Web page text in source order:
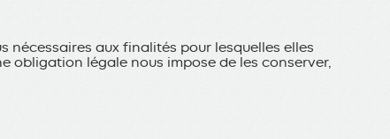
nécessaires aux finalités pour lesquelles elles
obligation légale nous impose de les conserver,